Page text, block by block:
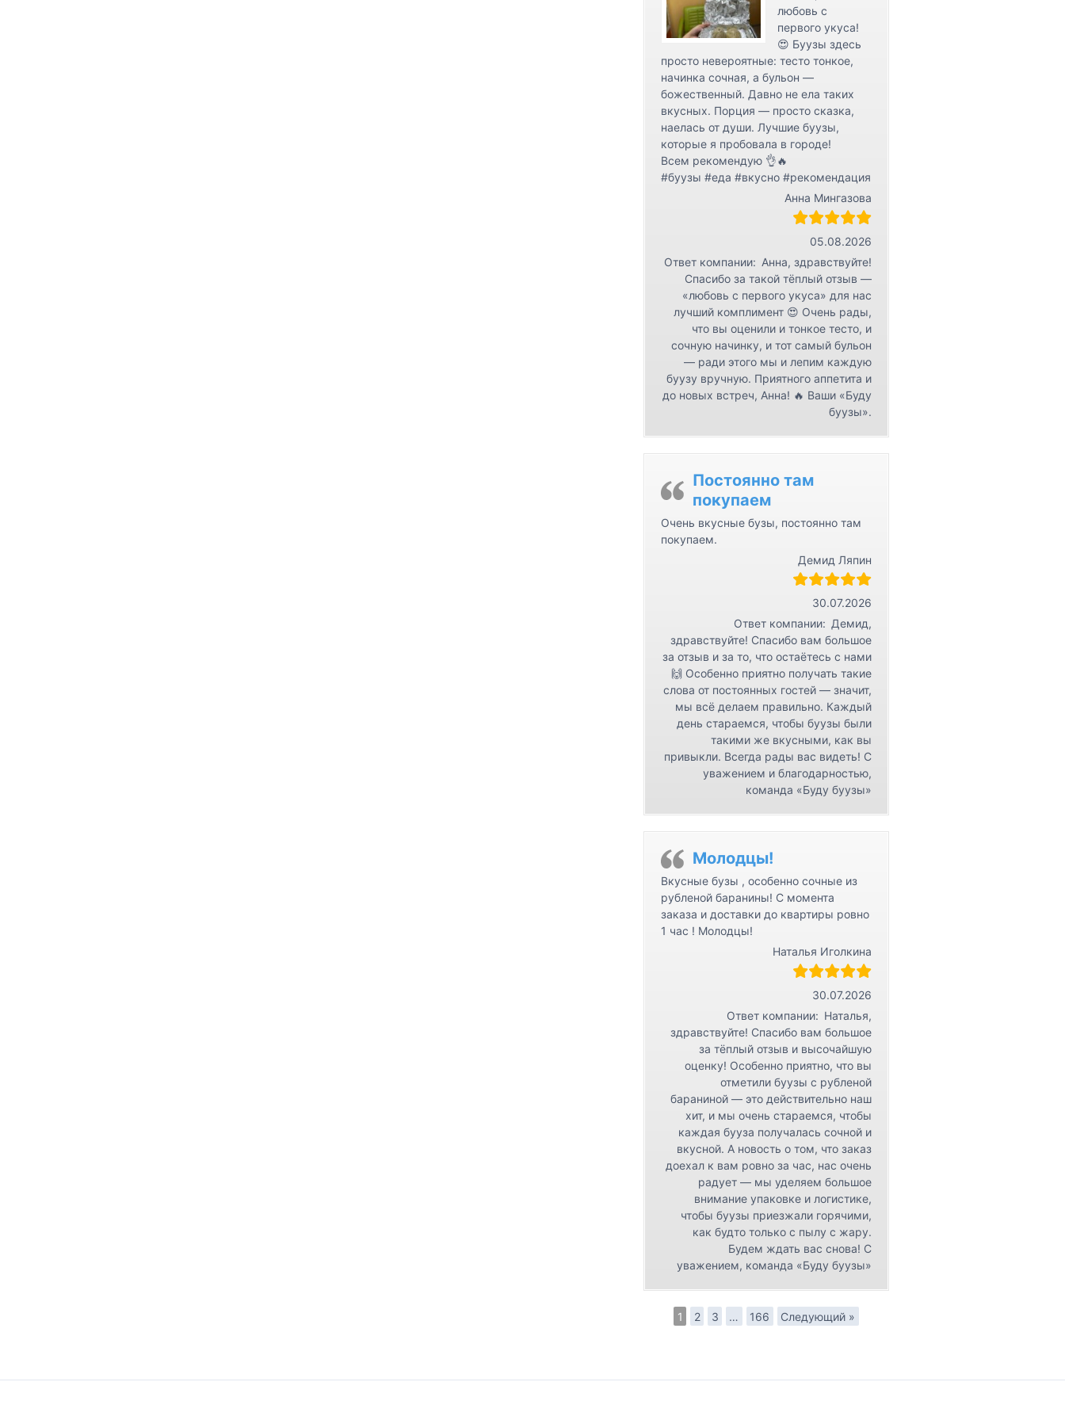
любовь с
первого укуса!
😍 Буузы здесь
просто невероятные: тесто тонкое,
начинка сочная, а бульон —
божественный. Давно не ела таких
вкусных. Порция — просто сказка,
наелась от души. Лучшие буузы,
которые я пробовала в городе!
Всем рекомендую 👌🔥
#буузы #еда #вкусно #рекомендация
Анна Мингазова
05.08.2026
Ответ компании: Анна, здравствуйте!
Спасибо за такой тёплый отзыв —
«любовь с первого укуса» для нас
лучший комплимент 😍 Очень рады,
что вы оценили и тонкое тесто, и
сочную начинку, и тот самый бульон
— ради этого мы и лепим каждую
буузу вручную. Приятного аппетита и
до новых встреч, Анна! 🔥 Ваши «Буду
буузы».
Постоянно там
покупаем
Очень вкусные бузы, постоянно там
покупаем.
Демид Ляпин
30.07.2026
Ответ компании: Демид,
здравствуйте! Спасибо вам большое
за отзыв и за то, что остаётесь с нами
🙌 Особенно приятно получать такие
слова от постоянных гостей — значит,
мы всё делаем правильно. Каждый
день стараемся, чтобы буузы были
такими же вкусными, как вы
привыкли. Всегда рады вас видеть! С
уважением и благодарностью,
команда «Буду буузы»
Молодцы!
Вкусные бузы , особенно сочные из
рубленой баранины! С момента
заказа и доставки до квартиры ровно
1 час ! Молодцы!
Наталья Иголкина
30.07.2026
Ответ компании: Наталья,
здравствуйте! Спасибо вам большое
за тёплый отзыв и высочайшую
оценку! Особенно приятно, что вы
отметили буузы с рубленой
бараниной — это действительно наш
хит, и мы очень стараемся, чтобы
каждая бууза получалась сочной и
вкусной. А новость о том, что заказ
доехал к вам ровно за час, нас очень
радует — мы уделяем большое
внимание упаковке и логистике,
чтобы буузы приезжали горячими,
как будто только с пылу с жару.
Будем ждать вас снова! С
уважением, команда «Буду буузы»
1 2 3 … 166 Следующий »